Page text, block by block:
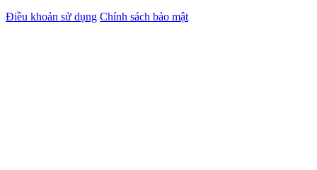
Điều khoản sử dụng Chính sách bảo mật